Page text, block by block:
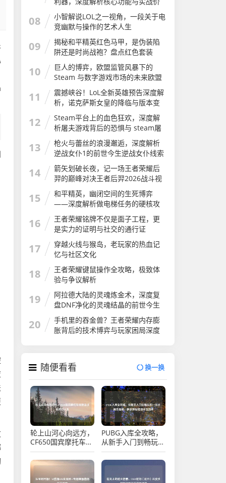
值
08
小智解说LOL之一视角，一段关于电
竞幽默与操作的艺术人生
09
揭秘和平精英红色马甲，是伪装陷
阱还是时尚战袍？盘点红色套装
10
巨人的博弈，欧盟监管风暴下的
Steam 与数字游戏市场的未来欧盟
stem教育战略计划
11
震撼峡谷！LoL全新英雄预告深度解
析，诺克萨斯女皇的降临与版本变
革lol全新英雄预告在哪看
12
Steam平台上的血色狂欢，深度解
析屠夫游戏背后的恐惧与 steam屠
夫游戏
13
枪火与蕾丝的浪漫邂逅，深度解析
逆战女仆1的前世今生逆战女仆线索
还可以刷吗
14
箭矢划破长夜，记一场王者荣耀后
羿的巅峰对决王者后羿2026战斗视
频
15
和平精英，幽闭空间的生死博弈
——深度解析做电梯任务的硬核攻
略与心跳时刻和平精英做电梯任务
怎么做
16
王者荣耀铭牌不仅是面子工程，更
是实力的证明与社交的通行证
17
穿越火线与猴岛，老玩家的热血记
忆与社区文化
18
王者荣耀键鼠操作全攻略，极致体
验与争议解析
19
阿拉德大陆的灵魂炼金术，深度复
盘DNF净化的灵魂结晶的前世今生
与用途
20
手机里的吞金兽？王者荣耀内存膨
胀背后的技术博弈与玩家困局深度
随便看看 换一换
轮上山河心向远方，
CF650国宾摩托车伴
我走过的骑行人生
PUBG入库全攻略，
从新手入门到畅玩的
一站式操作指南，教
你添加绝地求生到库